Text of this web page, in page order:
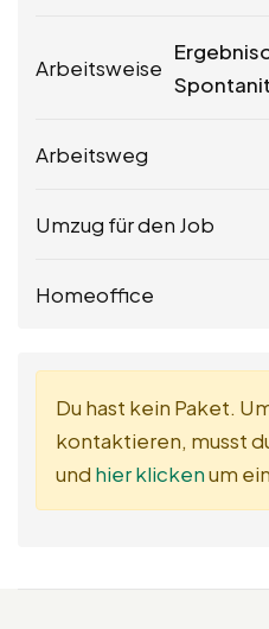
Arbeitsweise
Arbeitsweg
Umzug für den Job
Homeoffice
Du hast kein Paket.
kontaktieren, musst
und hier klickenum